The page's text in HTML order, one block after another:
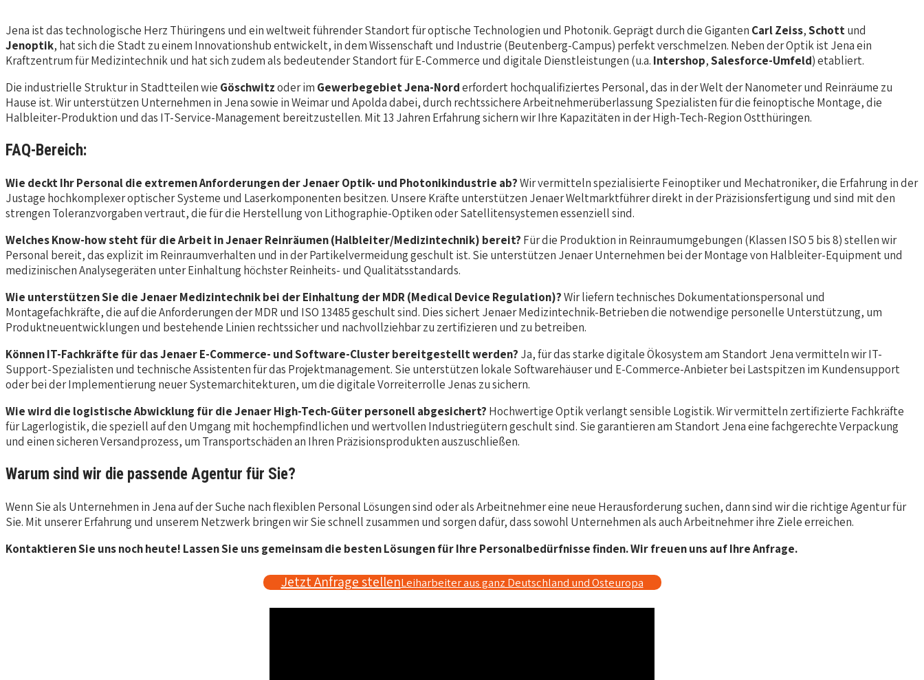
Jena ist das technologische Herz Thüringens und ein weltweit führender Standort für optische Technologien und Photonik. Geprägt durch die Giganten Carl Zeiss,Schottund
Jenoptik, hat sich die Stadt zu einem Innovationshub entwickelt, in dem Wissenschaft und Industrie (Beutenberg-Campus) perfekt verschmelzen. Neben der Optik ist Jena ein
Kraftzentrum für Medizintechnik und hat sich zudem als bedeutender Standort für E-Commerce und digitale Dienstleistungen (u.a. Intershop,Salesforce-Umfeld) etabliert.
Die industrielle Struktur in Stadtteilen wie Göschwitzoder im Gewerbegebiet Jena-Norderfordert hochqualifiziertes Personal, das in der Welt der Nanometer und Reinräume zu
Hause ist. Wir unterstützen Unternehmen in Jena sowie in Weimar und Apolda dabei, durch rechtssichere Arbeitnehmerüberlassung Spezialisten für die feinoptische Montage, die
Halbleiter-Produktion und das IT-Service-Management bereitzustellen. Mit 13 Jahren Erfahrung sichern wir Ihre Kapazitäten in der High-Tech-Region Ostthüringen.
FAQ-Bereich:
Wie deckt Ihr Personal die extremen Anforderungen der Jenaer Optik- und Photonikindustrie ab?Wir vermitteln spezialisierte Feinoptiker und Mechatroniker, die Erfahrung in der
Justage hochkomplexer optischer Systeme und Laserkomponenten besitzen. Unsere Kräfte unterstützen Jenaer Weltmarktführer direkt in der Präzisionsfertigung und sind mit den
strengen Toleranzvorgaben vertraut, die für die Herstellung von Lithographie-Optiken oder Satellitensystemen essenziell sind.
Welches Know-how steht für die Arbeit in Jenaer Reinräumen (Halbleiter/Medizintechnik) bereit? Für die Produktion in Reinraumumgebungen (Klassen ISO 5 bis 8) stellen wir
Personal bereit, das explizit im Reinraumverhalten und in der Partikelvermeidung geschult ist. Sie unterstützen Jenaer Unternehmen bei der Montage von Halbleiter-Equipment und
medizinischen Analysegeräten unter Einhaltung höchster Reinheits- und Qualitätsstandards.
Wie unterstützen Sie die Jenaer Medizintechnik bei der Einhaltung der MDR (Medical Device Regulation)?Wir liefern technisches Dokumentationspersonal und
Montagefachkräfte, die auf die Anforderungen der MDR und ISO 13485 geschult sind. Dies sichert Jenaer Medizintechnik-Betrieben die notwendige personelle Unterstützung, um
Produktneuentwicklungen und bestehende Linien rechtssicher und nachvollziehbar zu zertifizieren und zu betreiben.
Können IT-Fachkräfte für das Jenaer E-Commerce- und Software-Cluster bereitgestellt werden? Ja, für das starke digitale Ökosystem am Standort Jena vermitteln wir IT-
Support-Spezialisten und technische Assistenten für das Projektmanagement. Sie unterstützen lokale Softwarehäuser und E-Commerce-Anbieter bei Lastspitzen im Kundensupport
oder bei der Implementierung neuer Systemarchitekturen, um die digitale Vorreiterrolle Jenas zu sichern.
Wie wird die logistische Abwicklung für die Jenaer High-Tech-Güter personell abgesichert? Hochwertige Optik verlangt sensible Logistik. Wir vermitteln zertifizierte Fachkräfte
für Lagerlogistik, die speziell auf den Umgang mit hochempfindlichen und wertvollen Industriegütern geschult sind. Sie garantieren am Standort Jena eine fachgerechte Verpackung
und einen sicheren Versandprozess, um Transportschäden an Ihren Präzisionsprodukten auszuschließen.
Warum sind wir die passende Agentur für Sie?
Wenn Sie als Unternehmen in Jena auf der Suche nach flexiblen Personal Lösungen sind oder als Arbeitnehmer eine neue Herausforderung suchen, dann sind wir die richtige Agentur für
Sie. Mit unserer Erfahrung und unserem Netzwerk bringen wir Sie schnell zusammen und sorgen dafür, dass sowohl Unternehmen als auch Arbeitnehmer ihre Ziele erreichen.
Kontaktieren Sie uns noch heute! Lassen Sie uns gemeinsam die besten Lösungen für Ihre Personalbedürfnisse finden. Wir freuen uns auf Ihre Anfrage.
Jetzt Anfrage stellenLeiharbeiter aus ganz Deutschland und Osteuropa